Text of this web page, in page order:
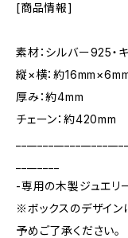
[商品情報]
素材：シルバー925・
縦×横：約
厚み：約4mm
チェーン：約420mm
-専用の木製ジュエリ
※ボックスのデザイン
予めご了承ください。